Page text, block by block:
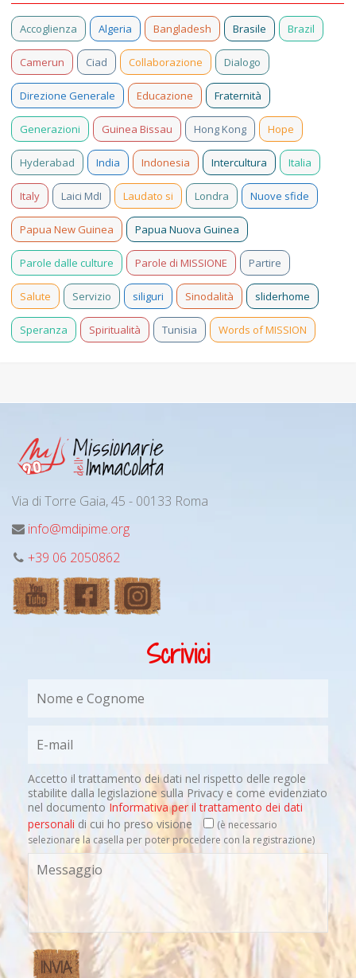
Accoglienza Algeria Bangladesh Brasile Brazil
Camerun Ciad Collaborazione Dialogo
Direzione Generale Educazione Fraternità
Generazioni Guinea Bissau Hong Kong Hope
Hyderabad India Indonesia Intercultura Italia
Italy Laici MdI Laudato si Londra Nuove sfide
Papua New Guinea Papua Nuova Guinea
Parole dalle culture Parole di MISSIONE Partire
Salute Servizio siliguri Sinodalità sliderhome
Speranza Spiritualità Tunisia Words of MISSION
Via di Torre Gaia, 45 - 00133 Roma
info@mdipime.org
+39 06 2050862
Scrivici
Accetto il trattamento dei dati nel rispetto delle regole
stabilite dalla legislazione sulla Privacy e come evidenziato
nel documento Informativa per il trattamento dei dati
personali di cui ho preso visione
(è necessario
selezionare la casella per poter procedere con la registrazione)